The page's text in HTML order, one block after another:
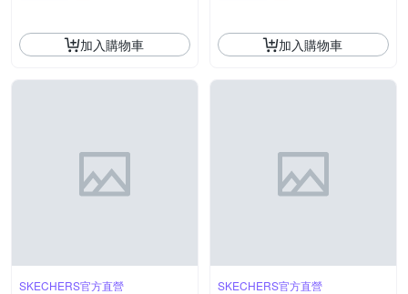
加入購物車 加入購物車
SKECHERS官方直營 SKECHERS官方直營